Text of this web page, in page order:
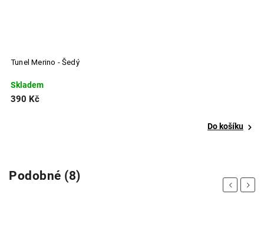
Merino - Šedý
Kč
Do košíku
Podobné (8)
PreviousNext